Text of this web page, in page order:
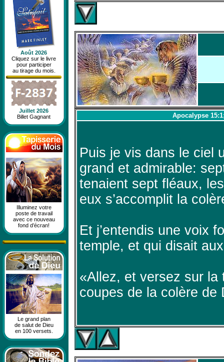
Août 2026
Cliquez sur le livre
pour participer
au tirage du mois.
Juillet 2026
Billet Gagnant
Illuminez votre
poste de travail
avec ce nouveau
fond d’écran!
Le grand plan
de salut de Dieu
en 100 versets.
Apocalypse
Puis je vis dans le ciel
grand et admirable:
tenaient sept fléaux,
eux s’accomplit la
Et j’entendis une voix
temple, et qui disait
«Allez, et versez sur la
coupes de la colère de